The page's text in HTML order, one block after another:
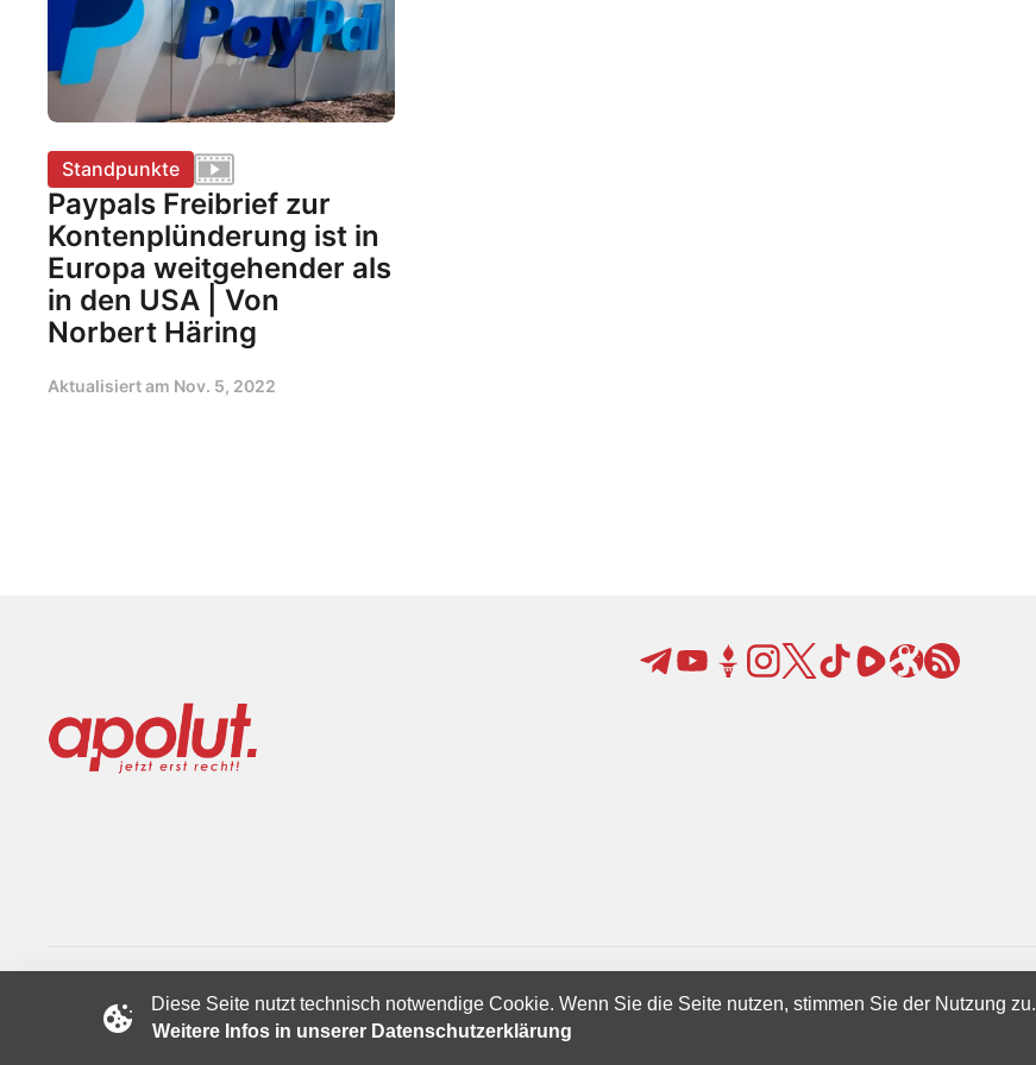
Standpunkte
Paypals Freibrief zur
Kontenplünderung ist in
Europa weitgehender als
in den USA | Von
Norbert Häring
Aktualisiert am Nov. 5, 2022
Copyright © 2024 apolut | Jetzt erst recht!. Published apolut Creatives Ltd.
Diese Seite nutzt technisch notwendige Cookie. Wenn Sie die Seite nutzen, stimmen Sie der Nutzung zu.
Weitere Infos in unserer Datenschutzerklärung